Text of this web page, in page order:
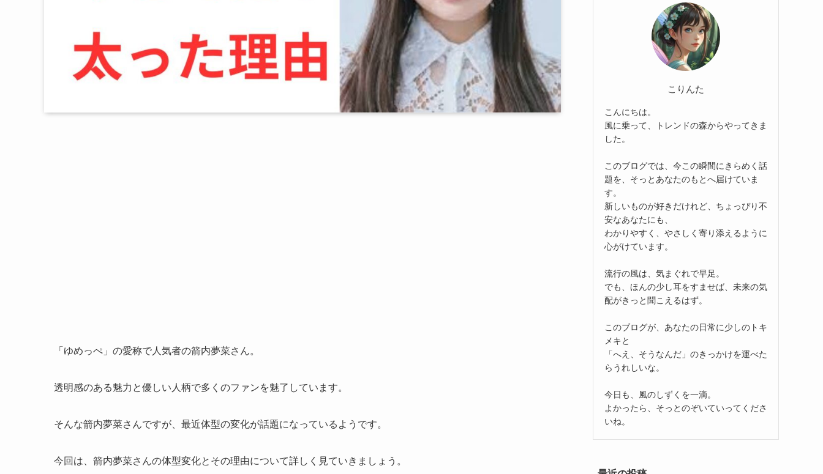
「ゆめっぺ」の愛称で人気者の箭内夢菜さん。
透明感のある魅力と優しい人柄で多くのファンを魅了しています。
そんな箭内夢菜さんですが、最近体型の変化が話題になっているようです。
今回は、箭内夢菜さんの体型変化とその理由について詳しく見ていきましょう。
こりんた
こんにちは。
風に乗って、トレンドの森からやってきま
した。
このブログでは、今この瞬間にきらめく話
題を、そっとあなたのもとへ届けていま
す。
新しいものが好きだけれど、ちょっぴり不
安なあなたにも、
わかりやすく、やさしく寄り添えるように
心がけています。
流行の風は、気まぐれで早足。
でも、ほんの少し耳をすませば、未来の気
配がきっと聞こえるはず。
このブログが、あなたの日常に少しのトキ
メキと
「へえ、そうなんだ」のきっかけを運べた
らうれしいな。
今日も、風のしずくを一滴。
よかったら、そっとのぞいていってくださ
いね。